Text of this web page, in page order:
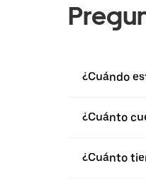
¿Cuándo
¿Cuánto
¿Cuánto